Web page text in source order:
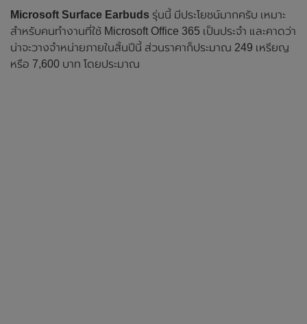
Microsoft Surface Earbuds รุ่นนี้ มีประโยชน์มากครับ เหมาะ
สำหรับคนทำงานที่ใช้ Microsoft Office 365 เป็นประจำ และคาดว่า
น่าจะวางจำหน่ายภายในสิ้นปีนี้ ส่วนราคาก็ประมาณ 249 เหรียญ
หรือ 7,600 บาท โดยประมาณ